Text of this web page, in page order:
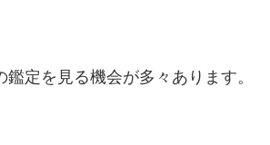
定を見る機会が多々あります。